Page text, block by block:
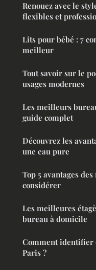
Renouez avec le
flexibles et
Lits pour bébé : 7
meilleur
Tout savoir sur le
usages modernes
Les meilleurs
guide complet
Découvrez les
une eau pure
Top 5 avantages
considérer
Les meilleures
bureau à domicile
Comment identifier
Paris ?